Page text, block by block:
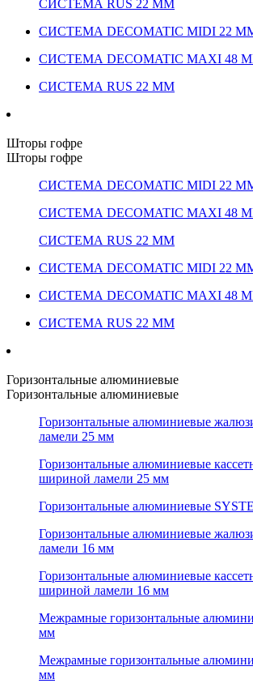
СИСТЕМА RUS 22 ММ
СИСТЕМА DECOMATIC MIDI 22
СИСТЕМА DECOMATIC MAXI 48
СИСТЕМА RUS 22 ММ
Шторы гофре
Шторы гофре
СИСТЕМА DECOMATIC MIDI 22
СИСТЕМА DECOMATIC MAXI 48
СИСТЕМА RUS 22 ММ
СИСТЕМА DECOMATIC MIDI 22
СИСТЕМА DECOMATIC MAXI 48
СИСТЕМА RUS 22 ММ
Горизонтальные алюминиевые
Горизонтальные алюминиевые
Горизонтальные алюминиевые
ламели 25 мм
Горизонтальные алюминиевые
шириной ламели 25 мм
Горизонтальные алюминиевые
Горизонтальные алюминиевые
ламели 16 мм
Горизонтальные алюминиевые
шириной ламели 16 мм
Межрамные горизонтальные
мм
Межрамные горизонтальные
мм